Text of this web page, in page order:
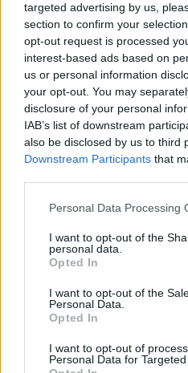
targeted advertising by us,
section to confirm your
opt-out request is processed
interest-based ads based on
us or personal information
your opt-out. You may
disclosure of your personal
IAB’s list of downstream
also be disclosed by us to third
Downstream Participants that
Please note that this website/
not limited to your visit or
grant or deny consent to
use your data for below
consent section.
Personal Data Processing
I want to opt-out of the
personal data.
Opted In
I want to opt-out of the
Personal Data.
Opted In
I want to opt-out of
Personal Data for Targeted
προκήρυξη.
Κάνουμε τις αιτήσεις
10.000
Προσληφθείτε
Proson.gr
μόνο 2 ημέρες στα
ΑΣΕΠ: Εξ